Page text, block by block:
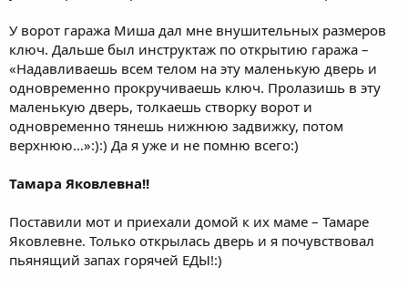
У ворот гаража Миша дал мне внушительных размеров
ключ. Дальше был инструктаж по открытию гаража –
«Надавливаешь всем телом на эту маленькую дверь и
одновременно прокручиваешь ключ. Пролазишь в эту
маленькую дверь, толкаешь створку ворот и
одновременно тянешь нижнюю задвижку, потом
верхнюю…»:):) Да я уже и не помню всего:)
Тамара Яковлевна!!
Поставили мот и приехали домой к их маме – Тамаре
Яковлевне. Только открылась дверь и я почувствовал
пьянящий запах горячей ЕДЫ!:)